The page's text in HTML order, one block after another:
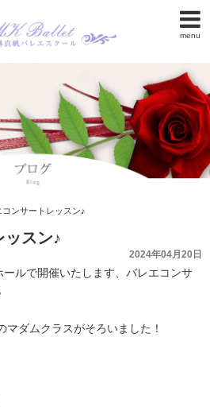
menu
コンサートレッスン♪
スン♪
2024年04月20日
ルで開催いたします、バレエコンサ
ダムクラスがそろいました！